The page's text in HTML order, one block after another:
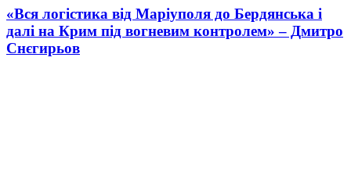
«Вся логістика від Маріуполя до Бердянська і
далі на Крим під вогневим контролем» – Дмитро
Снєгирьов